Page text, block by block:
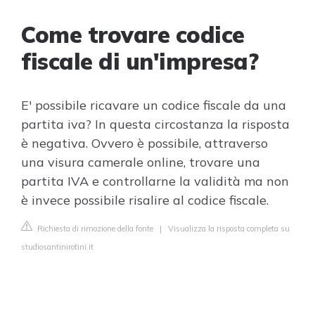
Come trovare codice
fiscale di un'impresa?
E' possibile ricavare un codice fiscale da una
partita iva? In questa circostanza la risposta
è negativa. Ovvero è possibile, attraverso
una visura camerale online, trovare una
partita IVA e controllarne la validità ma non
è invece possibile risalire al codice fiscale.
Richiesta di rimozione della fonte | Visualizza la risposta completa su
studiosantinirotini.it